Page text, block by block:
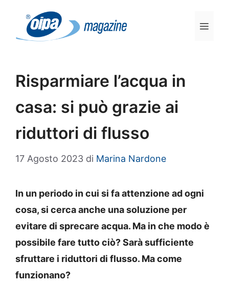
contenuto
Risparmiare l’acqua in
casa: si può grazie ai
riduttori di flusso
17 Agosto 2023 di Marina Nardone
In un periodo in cui si fa attenzione ad ogni
cosa, si cerca anche una soluzione per
evitare di sprecare acqua. Ma in che modo è
possibile fare tutto ciò? Sarà sufficiente
sfruttare i riduttori di flusso. Ma come
funzionano?